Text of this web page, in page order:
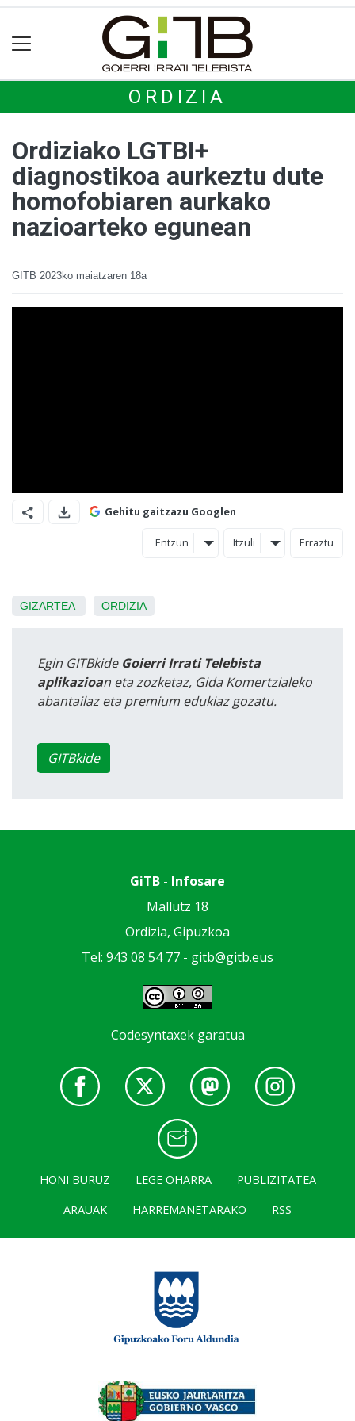
ORDIZIA
Ordiziako LGTBI+
diagnostikoa aurkeztu dute
homofobiaren aurkako
nazioarteko egunean
GITB 2023ko maiatzaren 18a
Gehitu gaitzazu Googlen
Entzun Itzuli Erraztu
GIZARTEA ORDIZIA
Egin GITBkide Goierri Irrati Telebista
aplikazioan eta zozketaz, Gida Komertzialeko
abantailaz eta premium edukiaz gozatu.
GITBkide
GiTB - Infosare
Mallutz 18
Ordizia, Gipuzkoa
Tel: 943 08 54 77 - gitb@gitb.eus
Codesyntaxek garatua
HONI BURUZ LEGE OHARRA
PUBLIZITATEA
ARAUAK
HARREMANETARAKO RSS